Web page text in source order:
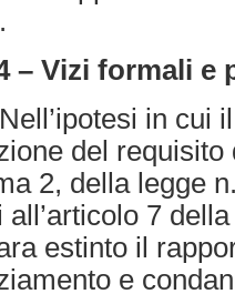
– Vizi formali e
in cui il
del requisito
2, della legge
all’articolo 7
estinto il
e